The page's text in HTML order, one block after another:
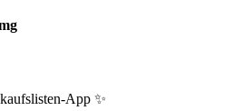
App ✨